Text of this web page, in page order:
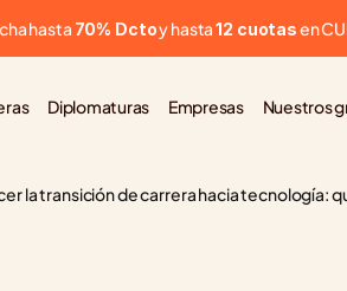
hasta 70% Dcto y hasta 12 cuotas en
Diplomaturas Empresas Nuestros
la transición de carrera hacia tecnología: